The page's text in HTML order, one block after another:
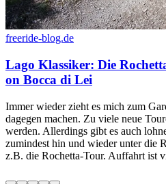
freeride-blog.de
Lago Klassiker: Die
on Bocca di Lei
Immer wieder zieht es mich zum
dagegen machen. Zu viele neue
werden. Allerdings gibt es auch
zumindest hin und wieder unter die
z.B. die Rochetta-Tour. Auffahrt ist